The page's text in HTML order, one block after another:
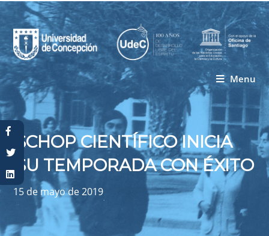
Menu
Usted está aquí
SCHOP CIENTÍFICO INICIA
SU TEMPORADA CON ÉXITO
15 de mayo de 2019